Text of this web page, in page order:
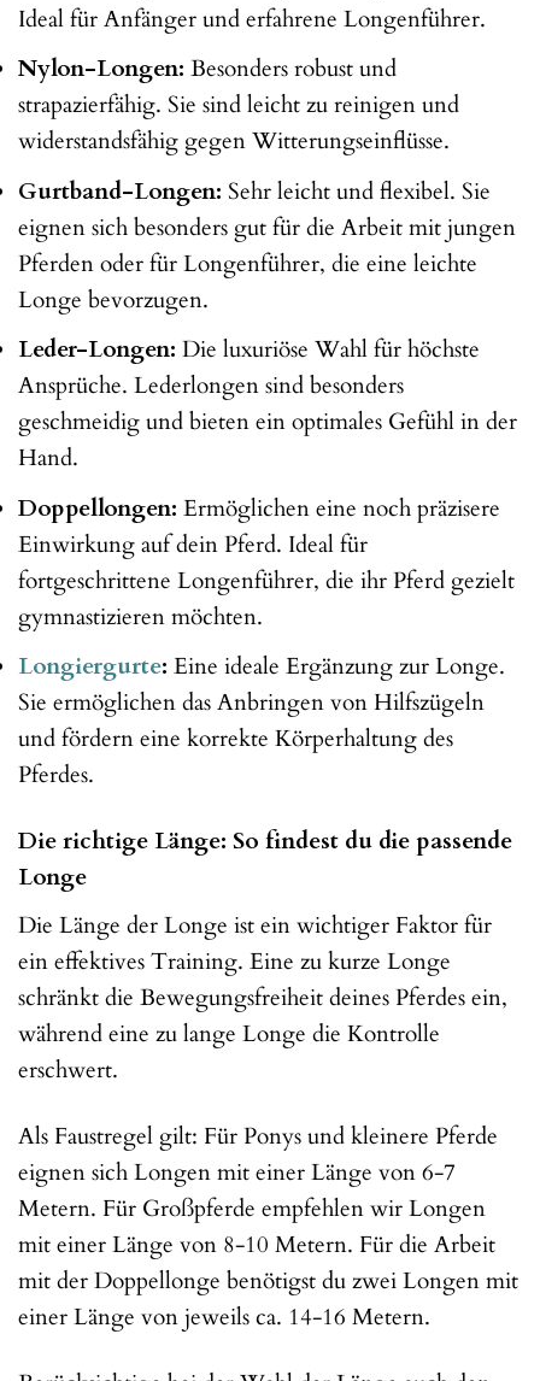
Ideal für Anfänger und erfahrene Longenführer.
Nylon-Longen: Besonders robust und
strapazierfähig. Sie sind leicht zu reinigen und
widerstandsfähig gegen Witterungseinflüsse.
Gurtband-Longen: Sehr leicht und flexibel. Sie
eignen sich besonders gut für die Arbeit mit jungen
Pferden oder für Longenführer, die eine leichte
Longe bevorzugen.
Leder-Longen: Die luxuriöse Wahl für höchste
Ansprüche. Lederlongen sind besonders
geschmeidig und bieten ein optimales Gefühl in der
Hand.
Doppellongen: Ermöglichen eine noch präzisere
Einwirkung auf dein Pferd. Ideal für
fortgeschrittene Longenführer, die ihr Pferd gezielt
gymnastizieren möchten.
Longiergurte: Eine ideale Ergänzung zur Longe.
Sie ermöglichen das Anbringen von Hilfszügeln
und fördern eine korrekte Körperhaltung des
Pferdes.
Die richtige Länge: So findest du die passende
Longe
Die Länge der Longe ist ein wichtiger Faktor für
ein effektives Training. Eine zu kurze Longe
schränkt die Bewegungsfreiheit deines Pferdes ein,
während eine zu lange Longe die Kontrolle
erschwert.
Als Faustregel gilt: Für Ponys und kleinere Pferde
eignen sich Longen mit einer Länge von 6-7
Metern. Für Großpferde empfehlen wir Longen
mit einer Länge von 8-10 Metern. Für die Arbeit
mit der Doppellonge benötigst du zwei Longen mit
einer Länge von jeweils ca. 14-16 Metern.